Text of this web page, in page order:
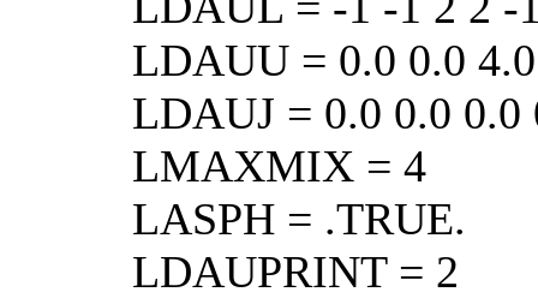
LDAUU = 0.0 0.0
LDAUJ = 0.0 0.0 0.0
LMAXMIX = 4
LASPH = .TRUE.
LDAUPRINT = 2